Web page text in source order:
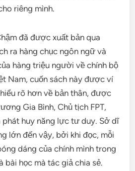
riêng mình.
đã được xuất bản qua
ra hàng chục ngôn ngữ và
hàng triệu người về chính bộ
Nam, cuốn sách này được ví
rõ hơn về bản thân, được
Gia Bình, Chủ tịch FPT,
phát huy năng lực tư duy. Sở dĩ
lớn đến vậy, bởi khi đọc, mỗi
dáng của chính mình trong
bài học mà tác giả chia sẻ.